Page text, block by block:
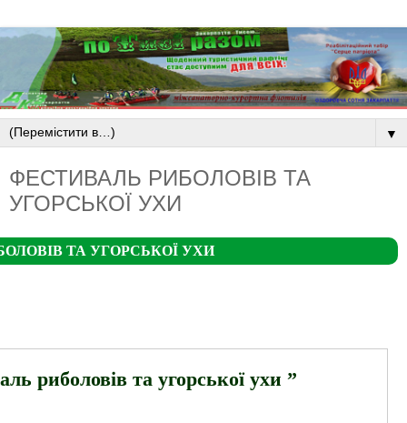
▼
ФЕСТИВАЛЬ РИБОЛОВІВ ТА
УГОРСЬКОЇ УХИ
ТА УГОРСЬКОЇ УХИ
риболовів та угорської ухи ”